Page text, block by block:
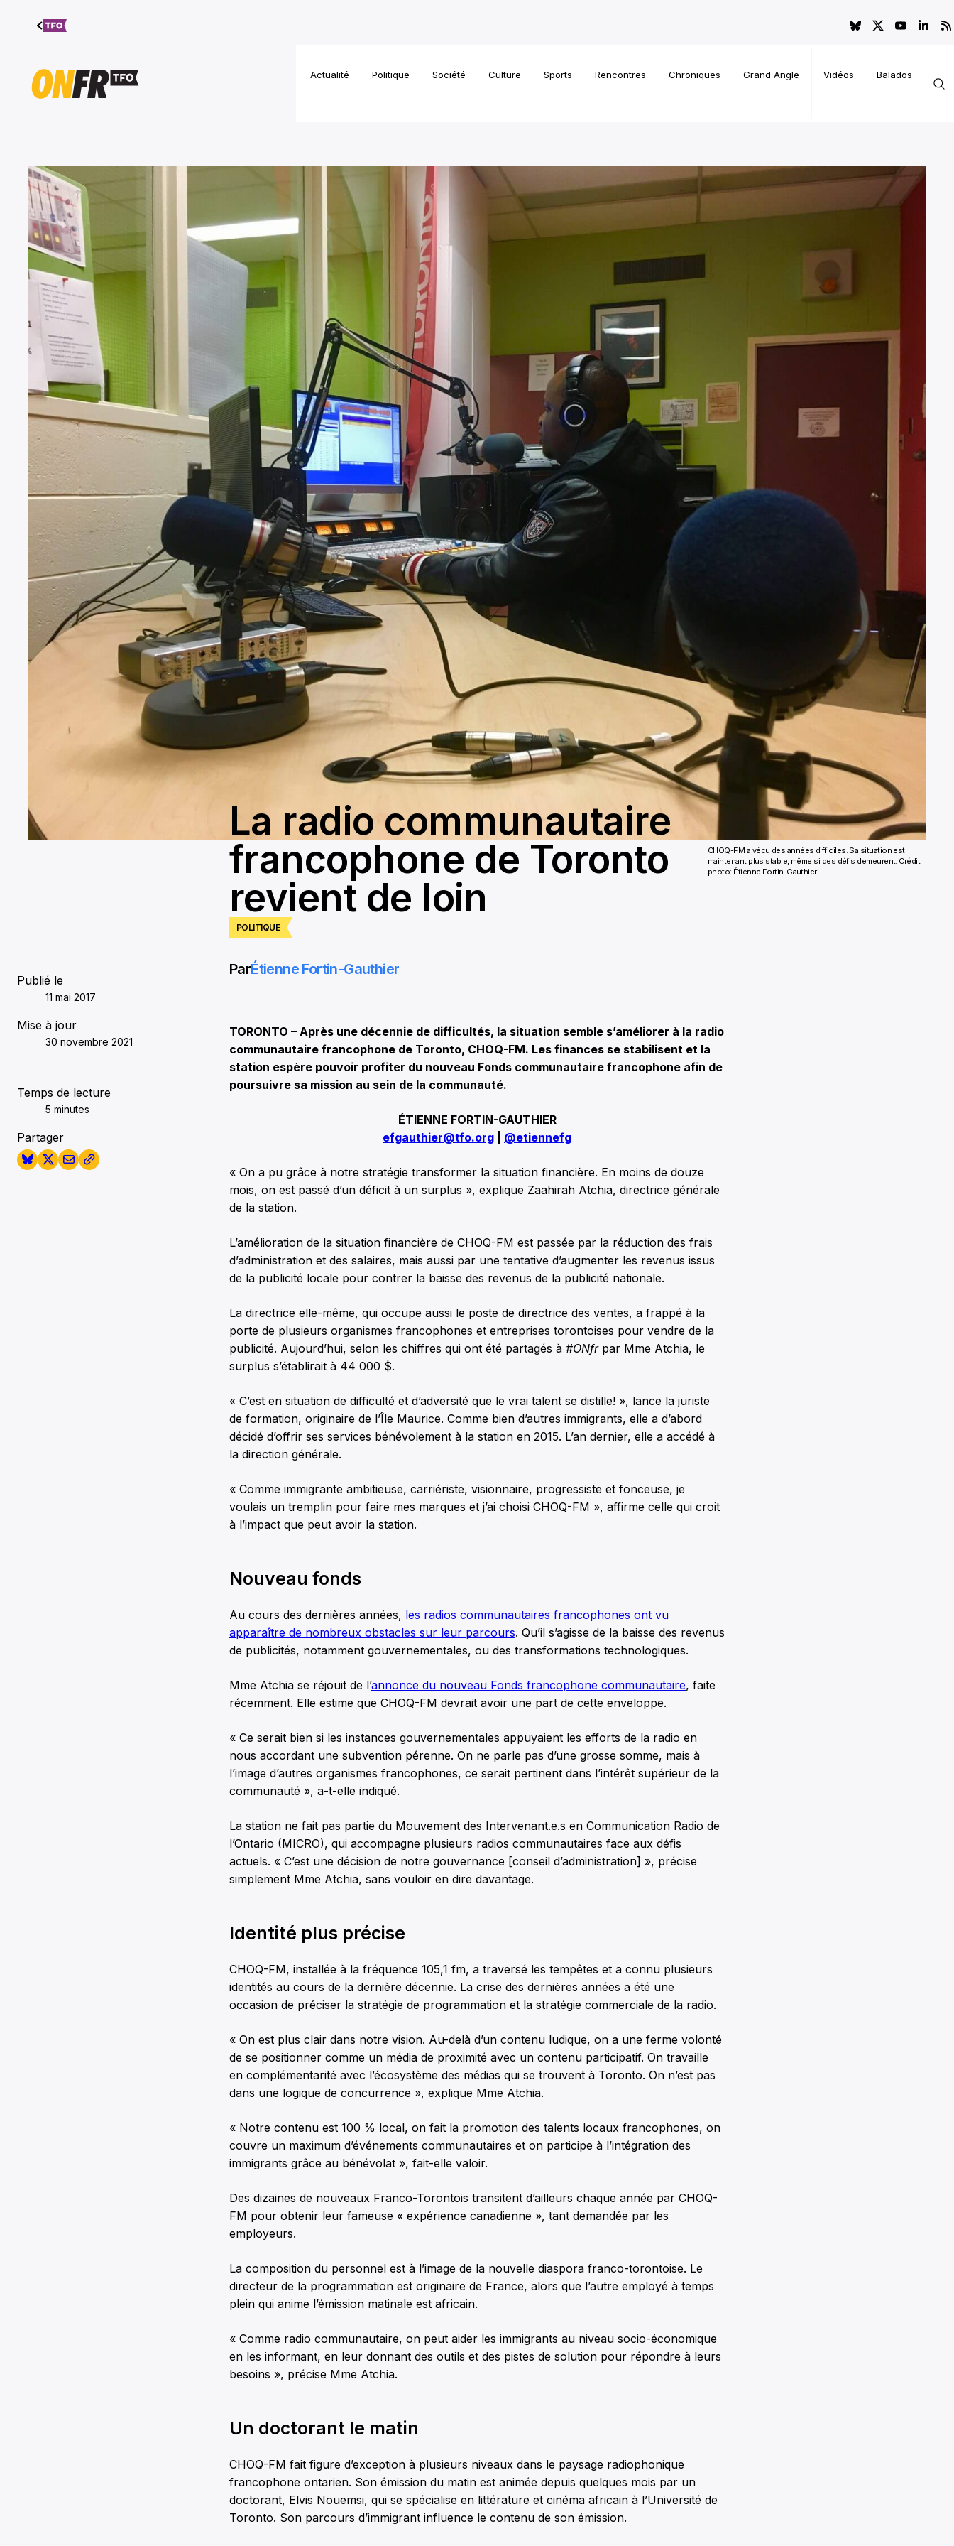
Aller au
contenu
Actualité Politique Société Culture Sports Rencontres Chroniques Grand Angle Vidéos Balados
CHOQ-FM a vécu des années difficiles. Sa situation est
maintenant plus stable, même si des défis demeurent. Crédit
photo: Étienne Fortin-Gauthier
POLITIQUE
La radio communautaire
francophone de Toronto
revient de loin
Publié le
11 mai 2017
Mise à jour
30 novembre 2021
Temps de lecture
5 minutes
Partager
ParÉtienne Fortin-Gauthier
TORONTO – Après une décennie de difficultés, la situation semble s’améliorer à la radio
communautaire francophone de Toronto, CHOQ-FM. Les finances se stabilisent et la
station espère pouvoir profiter du nouveau Fonds communautaire francophone afin de
poursuivre sa mission au sein de la communauté.
ÉTIENNE FORTIN-GAUTHIER
efgauthier@tfo.org
@etiennefg
« On a pu grâce à notre stratégie transformer la situation financière. En moins de douze
mois, on est passé d’un déficit à un surplus », explique Zaahirah Atchia, directrice générale
de la station.
L’amélioration de la situation financière de CHOQ-FM est passée par la réduction des frais
d’administration et des salaires, mais aussi par une tentative d’augmenter les revenus issus
de la publicité locale pour contrer la baisse des revenus de la publicité nationale.
La directrice elle-même, qui occupe aussi le poste de directrice des ventes, a frappé à la
porte de plusieurs organismes francophones et entreprises torontoises pour vendre de la
publicité. Aujourd’hui, selon les chiffres qui ont été partagés à #ONfrpar Mme Atchia, le
surplus s’établirait à 44 000 $.
« C’est en situation de difficulté et d’adversité que le vrai talent se distille! », lance la juriste
de formation, originaire de l’Île Maurice. Comme bien d’autres immigrants, elle a d’abord
décidé d’offrir ses services bénévolement à la station en 2015. L’an dernier, elle a accédé à
la direction générale.
« Comme immigrante ambitieuse, carriériste, visionnaire, progressiste et fonceuse, je
voulais un tremplin pour faire mes marques et j’ai choisi CHOQ-FM », affirme celle qui croit
à l’impact que peut avoir la station.
Nouveau fonds
Au cours des dernières années, les radios communautaires francophones ont vu
apparaître de nombreux obstacles sur leur parcours. Qu’il s’agisse de la baisse des revenus
de publicités, notamment gouvernementales, ou des transformations technologiques.
Mme Atchia se réjouit de l’annonce du nouveau Fonds francophone communautaire, faite
récemment. Elle estime que CHOQ-FM devrait avoir une part de cette enveloppe.
« Ce serait bien si les instances gouvernementales appuyaient les efforts de la radio en
nous accordant une subvention pérenne. On ne parle pas d’une grosse somme, mais à
l’image d’autres organismes francophones, ce serait pertinent dans l’intérêt supérieur de la
communauté », a-t-elle indiqué.
La station ne fait pas partie du Mouvement des Intervenant.e.s en Communication Radio de
l’Ontario (MICRO), qui accompagne plusieurs radios communautaires face aux défis
actuels. « C’est une décision de notre gouvernance [conseil d’administration] », précise
simplement Mme Atchia, sans vouloir en dire davantage.
Identité plus précise
CHOQ-FM, installée à la fréquence 105,1 fm, a traversé les tempêtes et a connu plusieurs
identités au cours de la dernière décennie. La crise des dernières années a été une
occasion de préciser la stratégie de programmation et la stratégie commerciale de la radio.
« On est plus clair dans notre vision. Au-delà d’un contenu ludique, on a une ferme volonté
de se positionner comme un média de proximité avec un contenu participatif. On travaille
en complémentarité avec l’écosystème des médias qui se trouvent à Toronto. On n’est pas
dans une logique de concurrence », explique Mme Atchia.
« Notre contenu est 100 % local, on fait la promotion des talents locaux francophones, on
couvre un maximum d’événements communautaires et on participe à l’intégration des
immigrants grâce au bénévolat », fait-elle valoir.
Des dizaines de nouveaux Franco-Torontois transitent d’ailleurs chaque année par CHOQ-
FM pour obtenir leur fameuse « expérience canadienne », tant demandée par les
employeurs.
La composition du personnel est à l’image de la nouvelle diaspora franco-torontoise. Le
directeur de la programmation est originaire de France, alors que l’autre employé à temps
plein qui anime l’émission matinale est africain.
« Comme radio communautaire, on peut aider les immigrants au niveau socio-économique
en les informant, en leur donnant des outils et des pistes de solution pour répondre à leurs
besoins », précise Mme Atchia.
Un doctorant le matin
CHOQ-FM fait figure d’exception à plusieurs niveaux dans le paysage radiophonique
francophone ontarien. Son émission du matin est animée depuis quelques mois par un
doctorant, Elvis Nouemsi, qui se spécialise en littérature et cinéma africain à l’Université de
Toronto. Son parcours d’immigrant influence le contenu de son émission.